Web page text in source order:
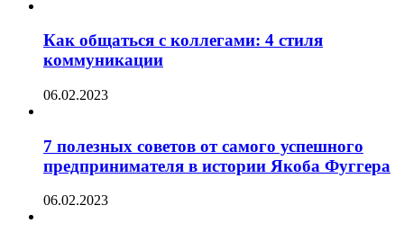
Как общаться с коллегами: 4 стиля
коммуникации
06.02.2023
7 полезных советов от самого успешного
предпринимателя в истории Якоба Фуггера
06.02.2023